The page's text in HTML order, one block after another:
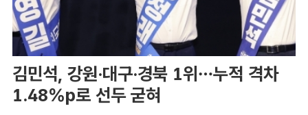
김민석, 강원·대구·경북 1위…누적 격차
1.48%p로 선두 굳혀